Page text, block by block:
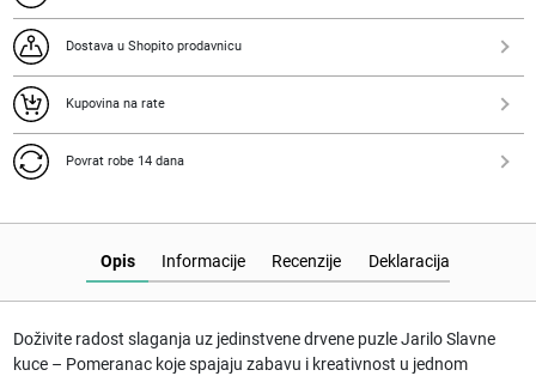
Dostava u Shopito prodavnicu
Kupovina na rate
Povrat robe 14 dana
Opis Deklaracija
Informacije Recenzije
Doživite radost slaganja uz jedinstvenedrvene puzle JariloSlavne
kuce – Pomeranac koje spajaju zabavu i kreativnost u jednom